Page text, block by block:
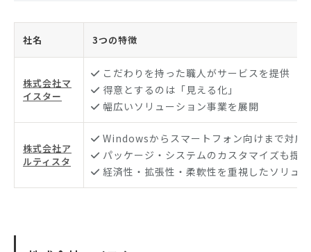
社名 3つの特徴
株式会社マ
イスター
こだわりを持った職人がサービスを提供
得意とするのは「見える化」
幅広いソリューション事業を展開
株式会社ア
ルティスタ
Windowsからスマートフォン向けまで対応
パッケージ・システムのカスタマイズも提案
経済性・拡張性・柔軟性を重視したソリュ